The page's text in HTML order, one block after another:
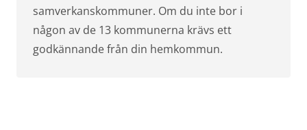
samverkanskommuner. Om du inte bor i
någon av de 13 kommunerna krävs ett
godkännande från din hemkommun.